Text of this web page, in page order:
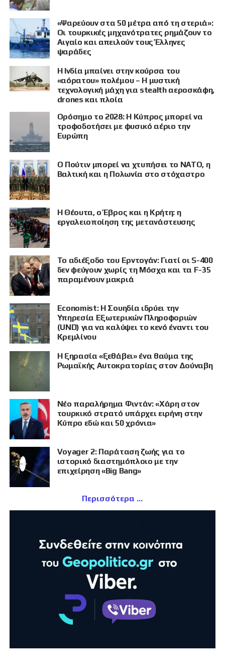
ΠΡΟΒΟΛΗ
«Ψαρεύουν στα 50 μέτρα από τη στεριά»:
Οι τουρκικές μηχανότρατες ρημάζουν το
Αιγαίο και απειλούν τους Έλληνες
ψαράδες
Η Ινδία μπαίνει στην κούρσα του
«αόρατου» πολέμου – Η μυστική
τεχνολογική μάχη για stealth αεροσκάφη,
drones και πλοία
Ορόσημο το 2028: Η Κύπρος μπορεί να
τροφοδοτήσει με φυσικό αέριο την
Ευρώπη
Ο Πούτιν μπορεί να χτυπήσει το ΝΑΤΟ, η
Βαλτική και η Πολωνία στο στόχαστρο
Η Θέουτα, ο Έβρος και η Κρήτη: η
εργαλειοποίηση της μετανάστευσης
Το αδιέξοδο του Ερντογάν: Γιατί οι S-400
δεν φεύγουν χωρίς τη Μόσχα και τα F-35
παραμένουν μακριά
Economist: Η Σουηδία ιδρύει την
Υπηρεσία Εξωτερικών Πληροφοριών
(UND) για να καλύψει το κενό έναντι του
Κρεμλίνου
Η ξηρασία «ξεθάβει» ένα θαύμα της
Ρωμαϊκής Αυτοκρατορίας στον Δούναβη
Νέο παραλήρημα Φιντάν: «Χάρη στον
τουρκικό στρατό υπάρχει ειρήνη στην
Κύπρο εδώ και 50 χρόνια»
Voyager 2: Παράταση ζωής για το
ιστορικό διαστημόπλοιο με την
επιχείρηση «Big Bang»
Περισσότερα